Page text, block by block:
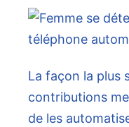
La façon la plus
contributions
de les